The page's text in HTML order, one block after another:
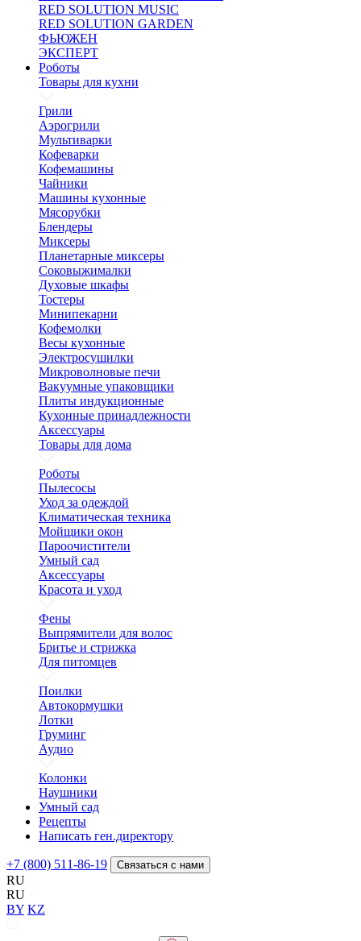
RED SOLUTION MUSIC
RED SOLUTION GARDEN
ФЬЮЖЕН
ЭКСПЕРТ
Роботы
Товары для кухни
Грили
Аэрогрили
Мультиварки
Кофеварки
Кофемашины
Чайники
Машины кухонные
Мясорубки
Блендеры
Миксеры
Планетарные миксеры
Соковыжималки
Духовые шкафы
Тостеры
Минипекарни
Кофемолки
Весы кухонные
Электросушилки
Микроволновые печи
Вакуумные упаковщики
Плиты индукционные
Кухонные принадлежности
Аксессуары
Товары для дома
Роботы
Пылесосы
Уход за одеждой
Климатическая техника
Мойщики окон
Пароочистители
Умный сад
Аксессуары
Красота и уход
Фены
Выпрямители для волос
Бритье и стрижка
Для питомцев
Поилки
Автокормушки
Лотки
Груминг
Аудио
Колонки
Наушники
Умный сад
Рецепты
Написать ген.директору
+7 (800) 511-86-19 Связаться с нами
RU
RU
BY KZ